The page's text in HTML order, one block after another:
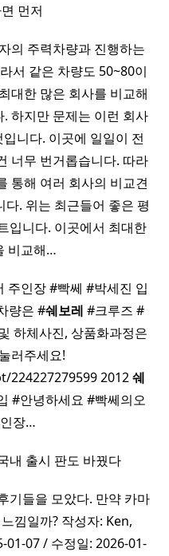
먼저
의 주력차량과 진행하는
서 같은 차량도 50~80이
대한 많은 회사를 비교해
하지만 문제는 이런 회사
니다. 이곳에 일일이 전
너무 번거롭습니다. 따라
통해 여러 회사의 비교견
. 위는 최근들어 좋은 평
입니다. 이곳에서 최대한
비교해…
주인장 #빡쎄 #박세진 입
량은 #쉐보레 #크루즈 #
하체사진, 상품화과정은
러주세요!
2012쉐
#안녕하세요 #빡쎄의오
장…
내 출시 판도 바꿨다
기들을 모았다. 만약 카마
낌일까? 작성자: Ken,
01-07 / 수정일: 2026-01-